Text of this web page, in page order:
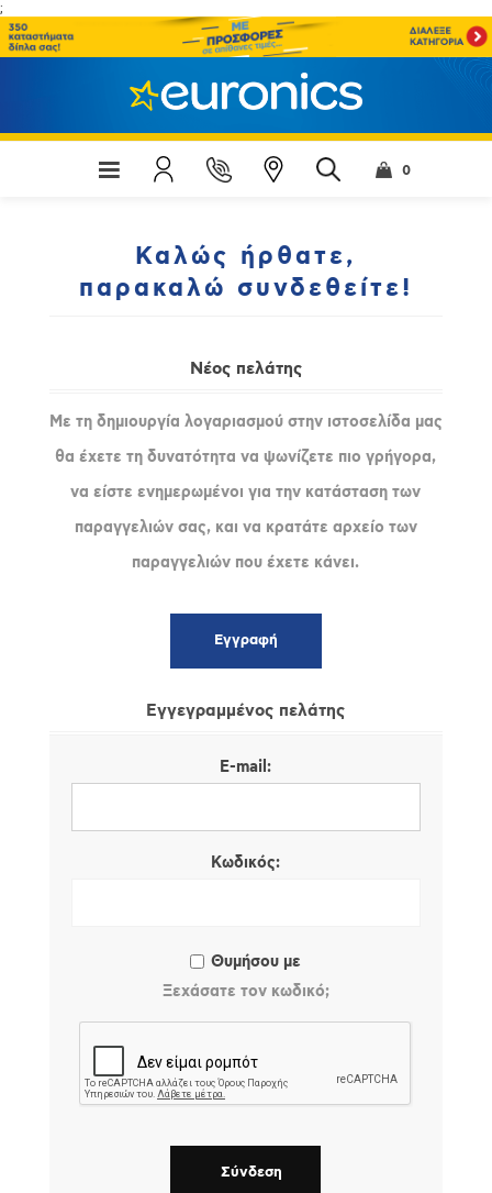
;
0
Καλώς ήρθατε,
παρακαλώ συνδεθείτε!
Νέος πελάτης
Με τη δημιουργία λογαριασμού στην ιστοσελίδα μας
θα έχετε τη δυνατότητα να ψωνίζετε πιο γρήγορα,
να είστε ενημερωμένοι για την κατάσταση των
παραγγελιών σας, και να κρατάτε αρχείο των
παραγγελιών που έχετε κάνει.
Εγγεγραμμένος πελάτης
E-mail:
Κωδικός:
Θυμήσου με
Ξεχάσατε τον κωδικό;